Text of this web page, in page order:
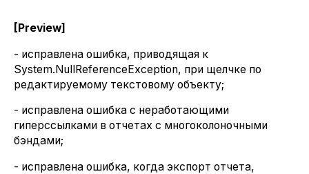
[Preview]
- исправлена ошибка, приводящая к
System.NullReferenceException, при щелчке по
редактируемому текстовому объекту;
- исправлена ошибка с неработающими
гиперссылками в отчетах с многоколоночными
бэндами;
- исправлена ошибка, когда экспорт отчета,